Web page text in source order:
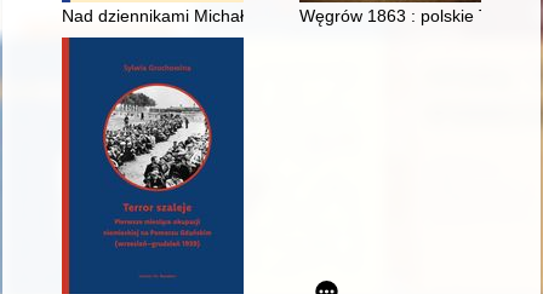
Nad dziennikami Michała Römera : trzy szkice
Węgrów 1863 : polskie